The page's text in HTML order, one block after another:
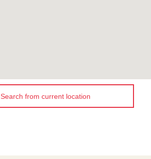
Search from current location